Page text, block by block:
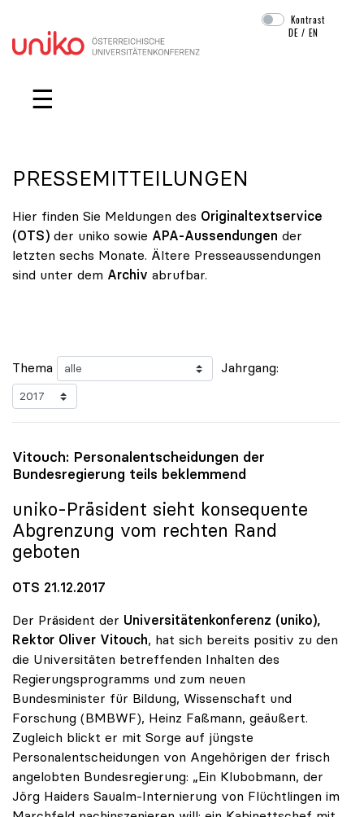
Navigation überspringen
Kontrast
DE /EN
☰
PRESSEMITTEILUNGEN
Hier finden Sie Meldungen des Originaltextservice
(OTS) der uniko sowie APA-Aussendungen der
letzten sechs Monate. Ältere Presseaussendungen
sind unter dem Archiv abrufbar.
Thema Jahrgang:
Vitouch: Personalentscheidungen der
Bundesregierung teils beklemmend
uniko-Präsident sieht konsequente
Abgrenzung vom rechten Rand
geboten
OTS 21.12.2017
Der Präsident der Universitätenkonferenz (uniko),
Rektor Oliver Vitouch, hat sich bereits positiv zu den
die Universitäten betreffenden Inhalten des
Regierungsprogramms und zum neuen
Bundesminister für Bildung, Wissenschaft und
Forschung (BMBWF), Heinz Faßmann, geäußert.
Zugleich blickt er mit Sorge auf jüngste
Personalentscheidungen von Angehörigen der frisch
angelobten Bundesregierung: „Ein Klubobmann, der
Jörg Haiders Saualm-Internierung von Flüchtlingen im